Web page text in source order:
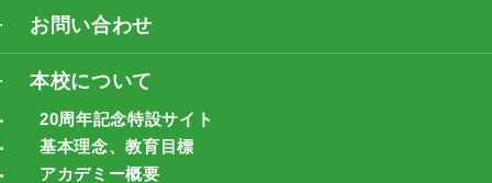
お問い合わせ
本校について
20周年記念特設サイト
基本理念、教育目標
アカデミー概要